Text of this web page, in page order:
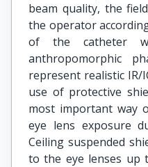
beam quality, the
the operator
of the catheter
anthropomorphic
represent realistic IR/
use of protective
most important way
eye lens exposure
Ceiling suspended
to the eye lenses up